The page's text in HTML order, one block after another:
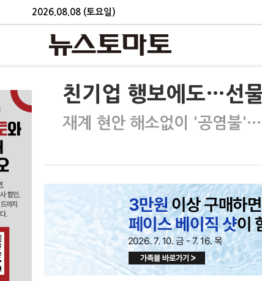
2026.08.08 (토요일)
친기업 행보에도…선
재계 현안 해소없이 '공염불